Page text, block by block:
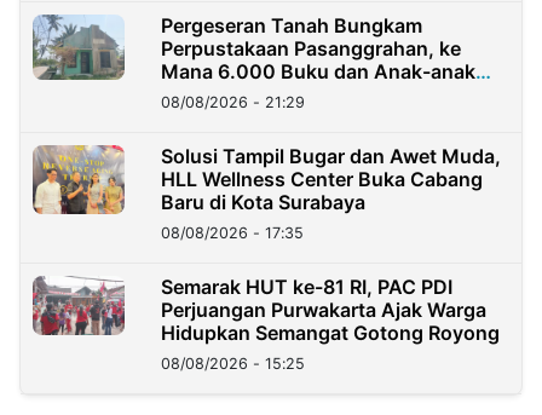
Pergeseran Tanah Bungkam
Perpustakaan Pasanggrahan, ke
Mana 6.000 Buku dan Anak-anak
Kini?
08/08/2026 - 21:29
Solusi Tampil Bugar dan Awet Muda,
HLL Wellness Center Buka Cabang
Baru di Kota Surabaya
08/08/2026 - 17:35
Semarak HUT ke-81 RI, PAC PDI
Perjuangan Purwakarta Ajak Warga
Hidupkan Semangat Gotong Royong
08/08/2026 - 15:25